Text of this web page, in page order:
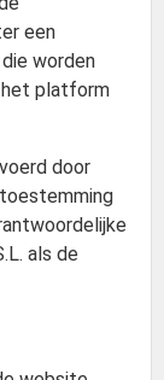
een
worden
het platform
door
als de